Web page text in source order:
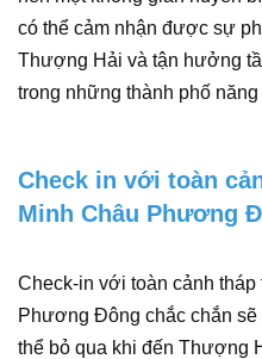
có thể cảm nhận được sự
Thượng Hải và tận hưởng
trong những thành phố
Check in với toàn
Minh Châu Phương
Check-in với toàn cảnh
Phương Đông chắc chắn sẽ
thể bỏ qua khi đến Thượng